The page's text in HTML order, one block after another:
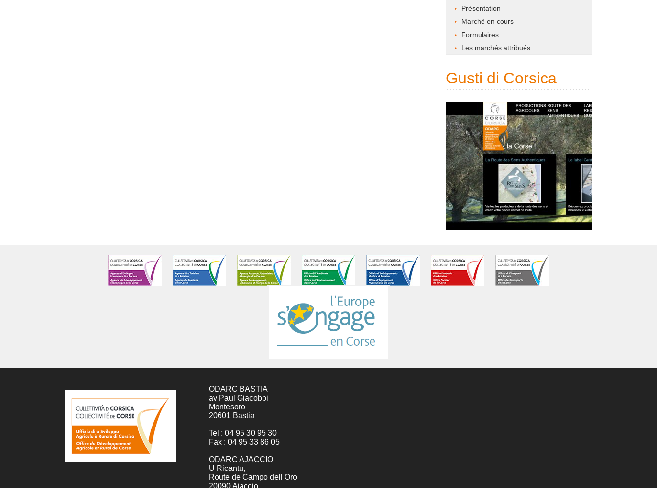
24/11/2026 au 24/11/2026
Gérer et piloter l'irrigation de son
Chambre d'Agriculture de Région Corse
Présentation
Marché en cours
Formulaires
Les marchés attribués
Gusti di Corsica
ODARC BASTIA
av Paul Giacobbi
Montesoro
20601 Bastia
Tel : 04 95 30 95 30
Fax : 04 95 33 86 05
ODARC AJACCIO
U Ricantu,
Route de Campo dell Oro
20090 Ajaccio